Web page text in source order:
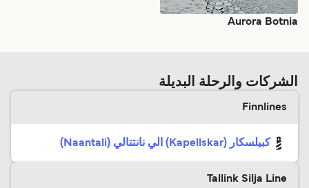
Aurora Botnia
الشركات والرحلة البديلة
Finnlines
كبيلسكار (Kapellskar) الي نانتتالي (Naantali)
Tallink Silja Line